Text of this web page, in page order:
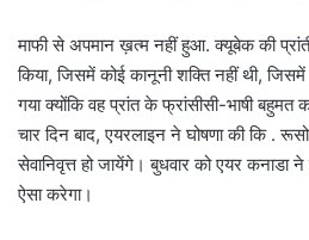
माफी से अपमान ख़त्म नहीं हुआ. क्यूबेक की
किया, जिसमें कोई कानूनी शक्ति नहीं थी,
गया क्योंकि वह प्रांत के फ्रांसीसी-भाषी
चार दिन बाद, एयरलाइन ने घोषणा की कि .
सेवानिवृत्त हो जायेंगे। बुधवार को एयर
ऐसा करेगा।